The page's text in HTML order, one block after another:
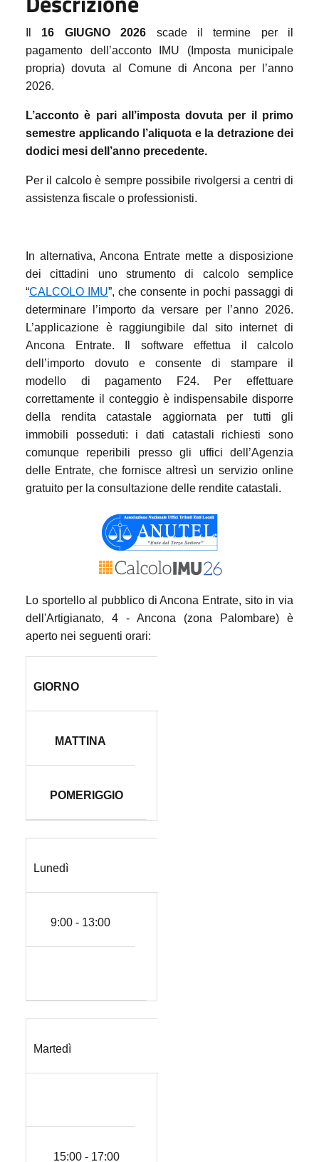
16 GIUGNO 2026 scade il termine per il
pagamento dell’acconto IMU (Imposta municipale
propria) dovuta al Comune di Ancona per l’anno
2026.
L’acconto è pari all’imposta dovuta per il primo
semestre applicando l’aliquota e la detrazione dei
dodici mesi dell’anno precedente.
Per il calcolo è sempre possibile rivolgersi a centri di
assistenza fiscale o professionisti.
In alternativa, Ancona Entrate mette a disposizione
dei cittadini uno strumento di calcolo semplice
“CALCOLO IMU”, che consente in pochi passaggi di
determinare l’importo da versare per l’anno 2026.
L’applicazione è raggiungibile dal sito internet di
Ancona Entrate. Il software effettua il calcolo
dell’importo dovuto e consente di stampare il
modello di pagamento F24. Per effettuare
correttamente il conteggio è indispensabile disporre
della rendita catastale aggiornata per tutti gli
immobili posseduti: i dati catastali richiesti sono
comunque reperibili presso gli uffici dell’Agenzia
delle Entrate, che fornisce altresì un servizio online
gratuito per la consultazione delle rendite catastali.
Lo sportello al pubblico di Ancona Entrate, sito in via
dell'Artigianato, 4 - Ancona (zona Palombare) è
aperto nei seguenti orari:
GIORNO
MATTINA
POMERIGGIO
Lunedì
9:00 - 13:00
Martedì
15:00 - 17:00